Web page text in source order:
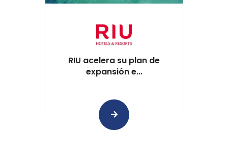
RIU acelera su plan de
expansión e...